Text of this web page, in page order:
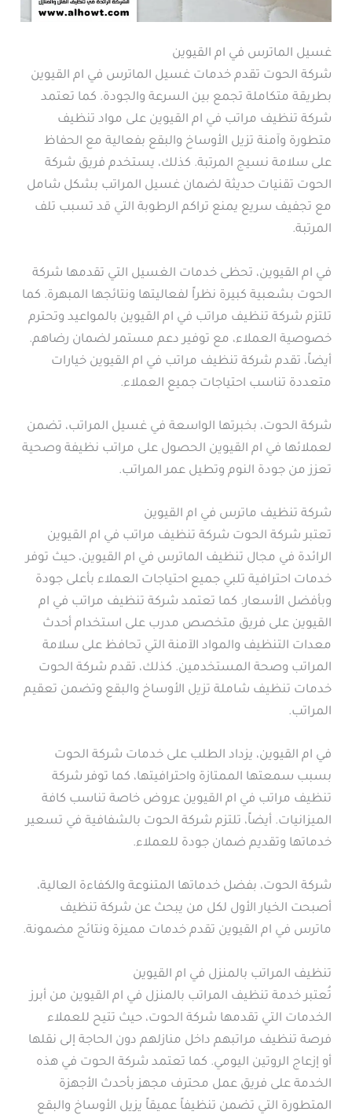
غسيل الماترس في ام القيوين
شركة الحوت تقدم خدمات غسيل الماترس في ام القيوين
بطريقة متكاملة تجمع بين السرعة والجودة. كما تعتمد
شركة تنظيف مراتب في ام القيوين على مواد تنظيف
متطورة وآمنة تزيل الأوساخ والبقع بفعالية مع الحفاظ
على سلامة نسيج المرتبة. كذلك، يستخدم فريق شركة
الحوت تقنيات حديثة لضمان غسيل المراتب بشكل شامل
مع تجفيف سريع يمنع تراكم الرطوبة التي قد تسبب تلف
المرتبة.
في ام القيوين، تحظى خدمات الغسيل التي تقدمها شركة
الحوت بشعبية كبيرة نظراً لفعاليتها ونتائجها المبهرة. كما
تلتزم شركة تنظيف مراتب في ام القيوين بالمواعيد وتحترم
خصوصية العملاء، مع توفير دعم مستمر لضمان رضاهم.
أيضاً، تقدم شركة تنظيف مراتب في ام القيوين خيارات
متعددة تناسب احتياجات جميع العملاء.
شركة الحوت، بخبرتها الواسعة في غسيل المراتب، تضمن
لعملائها في ام القيوين الحصول على مراتب نظيفة وصحية
تعزز من جودة النوم وتطيل عمر المراتب.
شركة تنظيف ماترس في ام القيوين
تعتبر شركة الحوت شركة تنظيف مراتب في ام القيوين
الرائدة في مجال تنظيف الماترس في ام القيوين، حيث توفر
خدمات احترافية تلبي جميع احتياجات العملاء بأعلى جودة
وبأفضل الأسعار. كما تعتمد شركة تنظيف مراتب في ام
القيوين على فريق متخصص مدرب على استخدام أحدث
معدات التنظيف والمواد الآمنة التي تحافظ على سلامة
المراتب وصحة المستخدمين. كذلك، تقدم شركة الحوت
خدمات تنظيف شاملة تزيل الأوساخ والبقع وتضمن تعقيم
المراتب.
في ام القيوين، يزداد الطلب على خدمات شركة الحوت
بسبب سمعتها الممتازة واحترافيتها، كما توفر شركة
تنظيف مراتب في ام القيوين عروض خاصة تناسب كافة
الميزانيات. أيضاً، تلتزم شركة الحوت بالشفافية في تسعير
خدماتها وتقديم ضمان جودة للعملاء.
شركة الحوت، بفضل خدماتها المتنوعة والكفاءة العالية،
أصبحت الخيار الأول لكل من يبحث عن شركة تنظيف
ماترس في ام القيوين تقدم خدمات مميزة ونتائج مضمونة.
تنظيف المراتب بالمنزل في ام القيوين
تُعتبر خدمة تنظيف المراتب بالمنزل في ام القيوين من أبرز
الخدمات التي تقدمها شركة الحوت، حيث تتيح للعملاء
فرصة تنظيف مراتبهم داخل منازلهم دون الحاجة إلى نقلها
أو إزعاج الروتين اليومي. كما تعتمد شركة الحوت في هذه
الخدمة على فريق عمل محترف مجهز بأحدث الأجهزة
المتطورة التي تضمن تنظيفاً عميقاً يزيل الأوساخ والبقع